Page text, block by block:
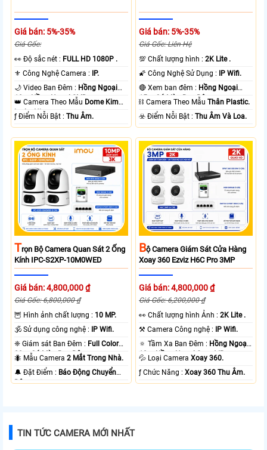
Giá bán: 5%-35%
Giá Gốc:
️👀 Độ sắc nét : FULL HD 1080P .
⚜️ Công Nghệ Camera :
IP.
🌙 Video Ban Đêm : Hồng Ngoại
10m Hồng Ngoại SMD.
👑 Camera Theo Mẫu Dome Kim
loại + Nhựa.
️ƒ Điểm Nỗi Bật :Thu Âm.
Giá bán: 5%-35%
Giá Gốc: Liên Hệ
💯 Chất lượng hình :2K Lite .
🌠 Công Nghệ Sử Dụng :
IP Wifi.
🔴 Xem ban đêm : Hồng Ngoại
15m Có Màu Ban Ðêm.
⛓ Camera Theo MẫuThân Plastic.
️☣️ Điểm Nỗi Bật :Thu Âm Và Loa.
TRọn Bộ Camera Quan Sát 2 Ống
Kính IPC-S2XP-10M0WED
Giá bán: 4,800,000 ₫
Giá Gốc: 6,800,000 ₫
🦉 Hình ảnh chất lượng : 10 MP.
🕉️ Sử dụng công nghệ :
IP Wifi.
❈ Giám sát Ban Đêm : Full Color
20m Có Màu Ban Ðêm.
🐜 Mẫu Camera2 Mắt Trong Nhà.
️🔔 Đặt Điểm : Báo Động Chuyển
Động.
BỘ Camera Giám Sát Cửa Hàng
Xoay 360 Ezviz H6C Pro 3MP
Giá bán: 4,800,000 ₫
Giá Gốc: 6,200,000 ₫
️👀 Chất lượng hình Ảnh :2K Lite .
⚒ Camera Công nghệ :
IP Wifi.
🔅 Tầm Xa Ban Đêm : Hồng Ngoại
10m Hồng Ngoại Smart IR.
💦 Loại CameraXoay 360.
️ƒ Chức Năng :Xoay 360 Thu Âm.
TIN TỨC CAMERA MỚI NHẤT